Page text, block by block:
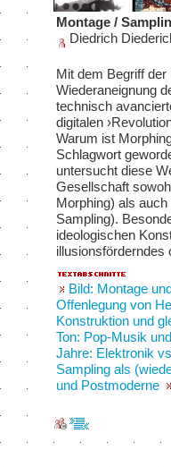
Montage /
Diedrich
Mit dem Begriff
Wiederaneignung
technisch
digitalen
Warum ist
Schlagwort
untersucht diese
Gesellschaft
Morphing) als
Sampling).
ideologischen
illusionsförderndes
Bild: Montage
Offenlegung von
Konstruktion und
Ton: Pop-Musik
Jahre: Elektronik
Sampling als
und Postmoderne